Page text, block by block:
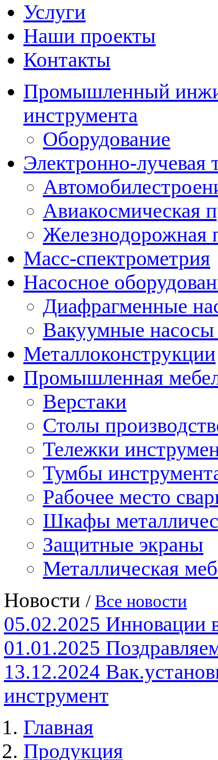
Услуги
Наши проекты
Контакты
Промышленный
инструмента
Оборудование
Электронно-лучевая
Авиакосмическая
Железнодорожная
Масс-спектрометрия
Насосное
Диафрагменные
Вакуумные
Металлоконструкции
Промышленная
Верстаки
Столы
Тележки
Тумбы
Рабочее место
Шкафы
Защитные экраны
Металлическая
Новости / Все новости
05.02.2025 Инновации
01.01.2025
13.12.2024
инструмент
Главная
Продукция